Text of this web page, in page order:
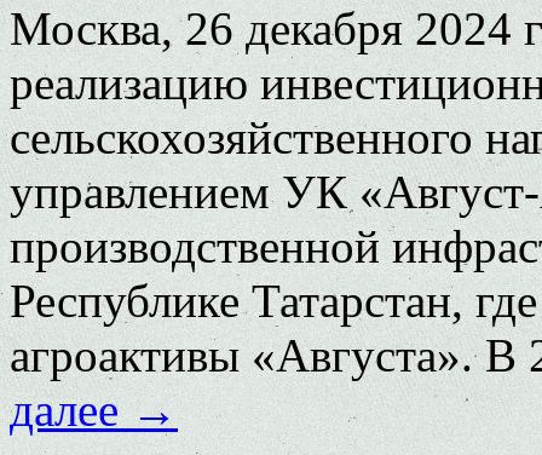
Москва, 26 декабря 2024
реализацию
сельскохозяйственного
управлением УК
производственной
Республике Татарстан,
агроактивы «Августа».
далее→